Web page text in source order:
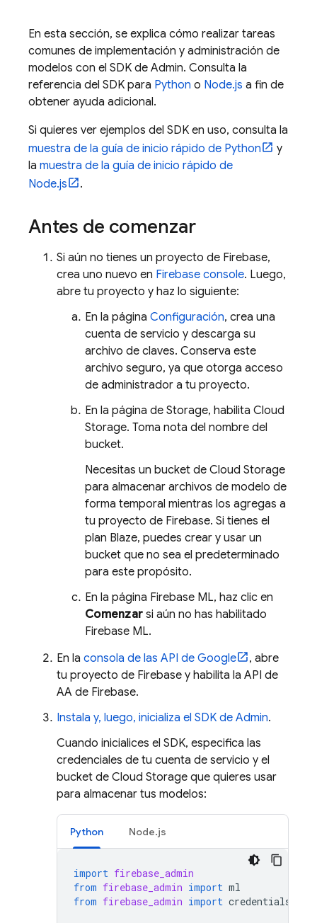
En esta sección, se explica cómo realizar tareas
comunes de implementación y administración de
modelos con el SDK de Admin. Consulta la
referencia del SDK para Python o Node.js a fin de
obtener ayuda adicional.
Si quieres ver ejemplos del SDK en uso, consulta la
muestra de la guía de inicio rápido de Python
y
la muestra de la guía de inicio rápido de
Node.js
.
Antes de comenzar
Si aún no tienes un proyecto de Firebase,
crea uno nuevo en Firebase console. Luego,
abre tu proyecto y haz lo siguiente:
En la página Configuración, crea una
cuenta de servicio y descarga su
archivo de claves. Conserva este
archivo seguro, ya que otorga acceso
de administrador a tu proyecto.
En la página de Storage, habilita Cloud
Storage. Toma nota del nombre del
bucket.
Necesitas un bucket de Cloud Storage
para almacenar archivos de modelo de
forma temporal mientras los agregas a
tu proyecto de Firebase. Si tienes el
plan Blaze, puedes crear y usar un
bucket que no sea el predeterminado
para este propósito.
En la página Firebase ML, haz clic en
Comenzar si aún no has habilitado
Firebase ML.
En la consola de las API de Google
, abre
tu proyecto de Firebase y habilita la API de
AA de Firebase.
Instala y, luego, inicializa el SDK de Admin.
Cuando inicialices el SDK, especifica las
credenciales de tu cuenta de servicio y el
bucket de Cloud Storage que quieres usar
para almacenar tus modelos:
Python Node.js
import firebase_admin
from firebase_admin import ml
from firebase_admin import credentials